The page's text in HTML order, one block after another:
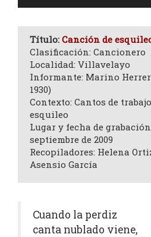
Título: Canción de
Clasificación: Cancionero
Localidad: Villavelayo
Informante: Marino
1930)
Contexto: Cantos de
esquileo
Lugar y fecha de
septiembre de 2009
Recopiladores: Helena
Asensio García
Cuando la perdiz
canta nublado viene,